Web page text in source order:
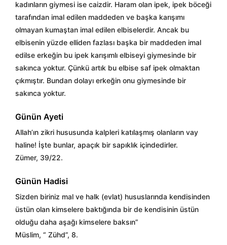
kadınların giymesi ise caizdir. Haram olan ipek, ipek böceği
tarafından imal edilen maddeden ve başka karışımı
olmayan kumaştan imal edilen elbiselerdir. Ancak bu
elbisenin yüzde elliden fazlası başka bir maddeden imal
edilse erkeğin bu ipek karışımlı elbiseyi giymesinde bir
sakınca yoktur. Çünkü artık bu elbise saf ipek olmaktan
çıkmıştır. Bundan dolayı erkeğin onu giymesinde bir
sakınca yoktur.
Günün Ayeti
Allah’ın zikri hususunda kalpleri katılaşmış olanların vay
haline! İşte bunlar, apaçık bir sapıklık içindedirler.
Zümer, 39/22.
Günün Hadisi
Sizden biriniz mal ve halk (evlat) hususlarında kendisinden
üstün olan kimselere baktığında bir de kendisinin üstün
olduğu daha aşağı kimselere baksın”
Müslim, “ Zühd”, 8.